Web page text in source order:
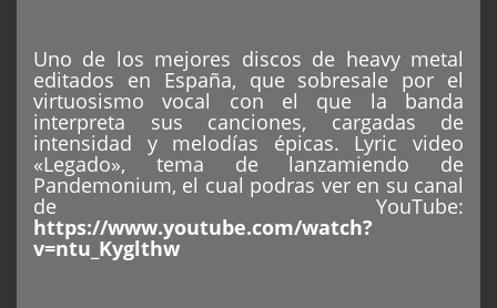
Uno de los mejores discos de heavy metal
editados en España, que sobresale por el
virtuosismo vocal con el que la banda
interpreta sus canciones, cargadas de
intensidad y melodías épicas. Lyric video
«Legado», tema de lanzamiendo de
Pandemonium, el cual podras ver en su canal
de YouTube:
https://www.youtube.com/watch?
v=ntu_Kyglthw